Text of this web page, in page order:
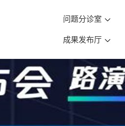
问题分诊室
成果发布厅